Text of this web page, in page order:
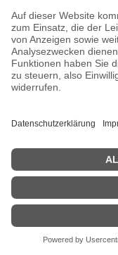
GETAC Vehicle
- 12
Getac Vehicle Adapter
Getac ZX70, ZX70
Zeige Preise
71,72€ inkl.